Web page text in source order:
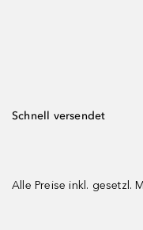
Schnell versendet
Alle Preise inkl. gesetzl.